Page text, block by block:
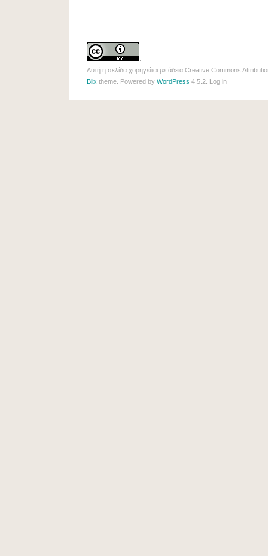
Αυτή η σελίδα χορηγείται με άδεια Creative Commons
Blix theme. Powered by WordPress 4.5.2. Log in